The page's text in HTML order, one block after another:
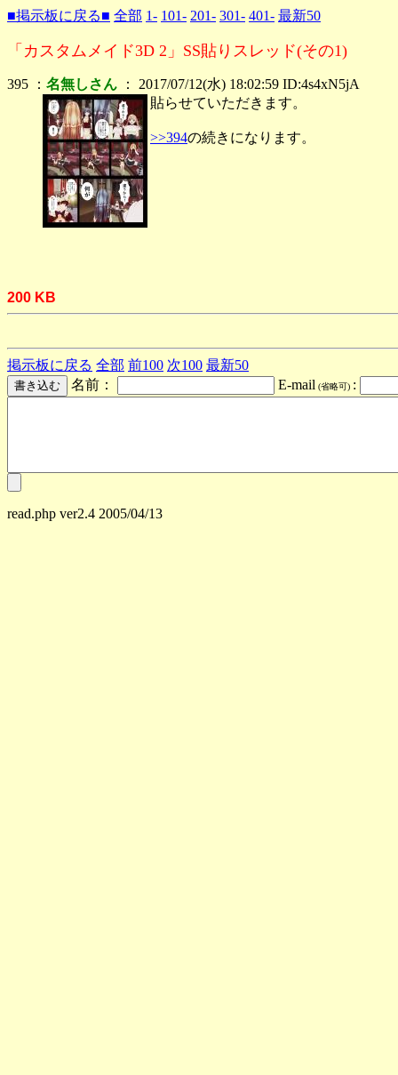
■掲示板に戻る■ 全部 1- 101- 201- 301- 401- 最新50
「カスタムメイド3D 2」SS貼りスレッド(その1)
395 ： 名無しさん ： 2017/07/12(水) 18:02:59 ID:4s4xN5jA
貼らせていただきます。
>>394の続きになります。
200 KB
掲示板に戻る 全部 前100 次100 最新50
名前：
E-mail (省略可) :
read.php ver2.4 2005/04/13